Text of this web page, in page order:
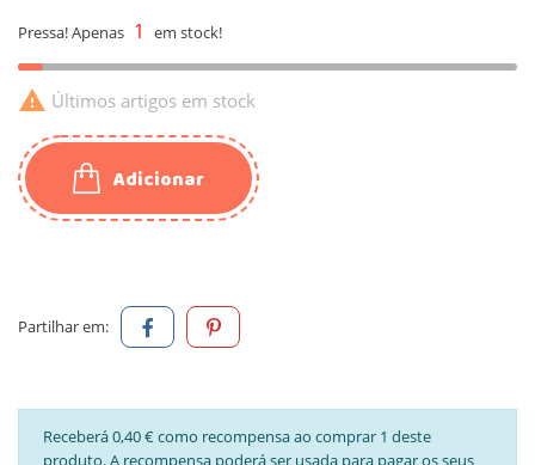
Pressa! Apenas 1 em stock!
 Últimos artigos em stock
Adicionar
Partilhar em:
Receberá 0,40 € como recompensa ao comprar 1 deste
produto. A recompensa poderá ser usada para pagar os seus